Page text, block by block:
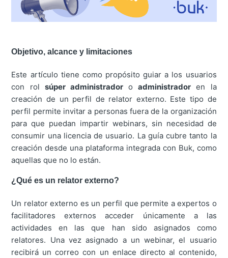
Objetivo, alcance y limitaciones
Este artículo tiene como propósito guiar a los usuarios
con rolsúper administrador o administrador en la
creación de un perfil de relator externo. Este tipo de
perfil permite invitar a personas fuera de la organización
para que puedan impartir webinars, sin necesidad de
consumir una licencia de usuario. La guía cubre tanto la
creación desde una plataforma integrada con Buk, como
aquellas que no lo están.
¿Qué es un relator externo?
Un relator externo es un perfil que permite a expertos o
facilitadores externos acceder únicamente a las
actividades en las que han sido asignados como
relatores. Una vez asignado a un webinar, el usuario
recibirá un correo con un enlace directo al contenido,